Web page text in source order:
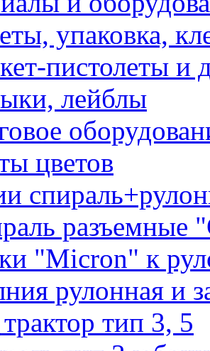
упаковка,
пистолеты и
лейблы
цветов
разъемные
"Micron" к
рулонная и
тип 3, 5